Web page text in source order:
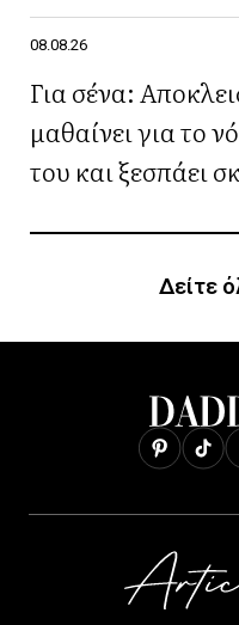
08.08.26
Για σένα:
μαθαίνει για το
του και ξεσπάει
Δείτε